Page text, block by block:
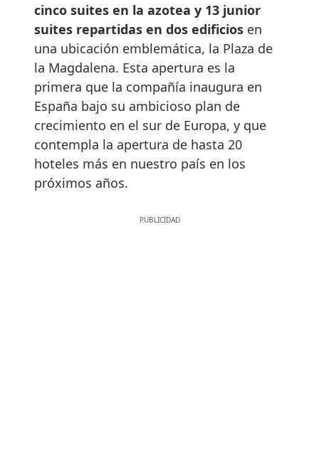
cinco suites en la azotea y 13 junior
suites repartidas en dos edificios en
una ubicación emblemática, la Plaza de
la Magdalena. Esta apertura es la
primera que la compañía inaugura en
España bajo su ambicioso plan de
crecimiento en el sur de Europa, y que
contempla la apertura de hasta 20
hoteles más en nuestro país en los
próximos años.